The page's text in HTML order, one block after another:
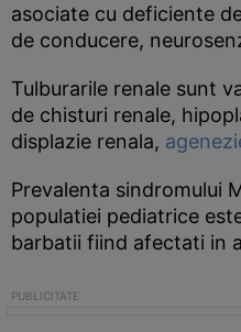
asociate cu deficiente
de conducere,
Tulburarile renale sunt
de chisturi renale,
displazie renala,
Prevalenta sindromului
populatiei pediatrice
barbatii fiind afectati in